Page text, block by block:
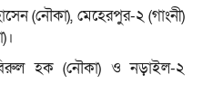
(নৌকা), মেহেরপুর-২ (গাংনী)
হক (নৌকা) ও নড়াইল-২